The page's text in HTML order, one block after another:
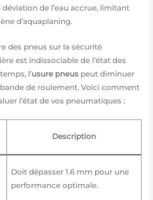
de l’eau accrue, limitant
d’aquaplaning.
des pneus sur la sécurité
est indissociable de l’état des
l’usure pneus peut diminuer
bande de roulement. Voici comment
l’état de vos pneumatiques :
Description
Doit dépasser 1.6 mm pour une
performance optimale.